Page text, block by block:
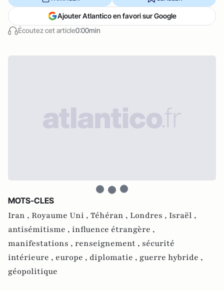
Écoutez cet article0:00min
Ajouter Atlantico en favori sur Google
MOTS-CLES
Iran , Royaume Uni , Téhéran , Londres , Israël ,
antisémitisme , influence étrangère ,
manifestations , renseignement , sécurité
intérieure , europe , diplomatie , guerre hybride ,
géopolitique